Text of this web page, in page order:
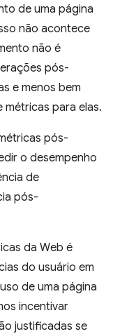
de uma página
não acontece
não é
pós-
e menos bem
para elas.
pós-
o desempenho
de
pós-
da Web é
do usuário em
de uma página
incentivar
justificadas se